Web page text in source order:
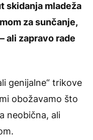
skidanja mladeža
za sunčanje,
ali zapravo rade
genijalne“ trikove
obožavamo što
neobična, ali